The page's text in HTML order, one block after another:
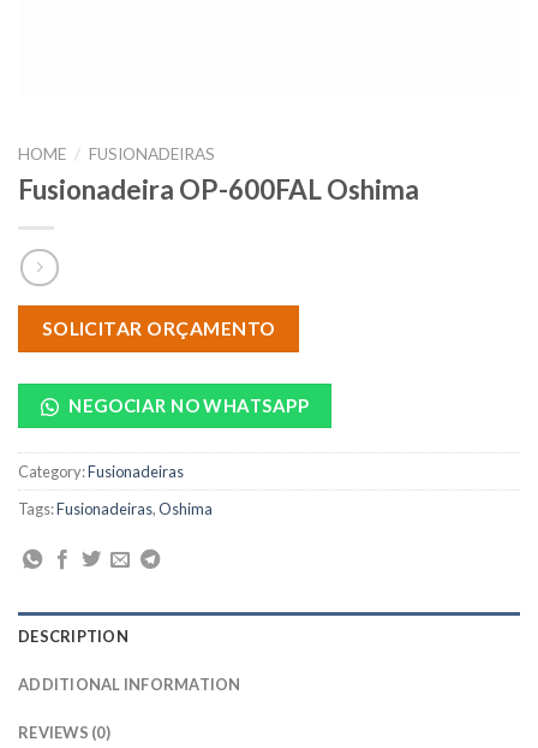
HOME / FUSIONADEIRAS
Fusionadeira OP-600FAL Oshima
SOLICITAR ORÇAMENTO
NEGOCIAR NO WHATSAPP
Category:Fusionadeiras
Tags:Fusionadeiras,Oshima
DESCRIPTION
ADDITIONAL INFORMATION
REVIEWS (0)